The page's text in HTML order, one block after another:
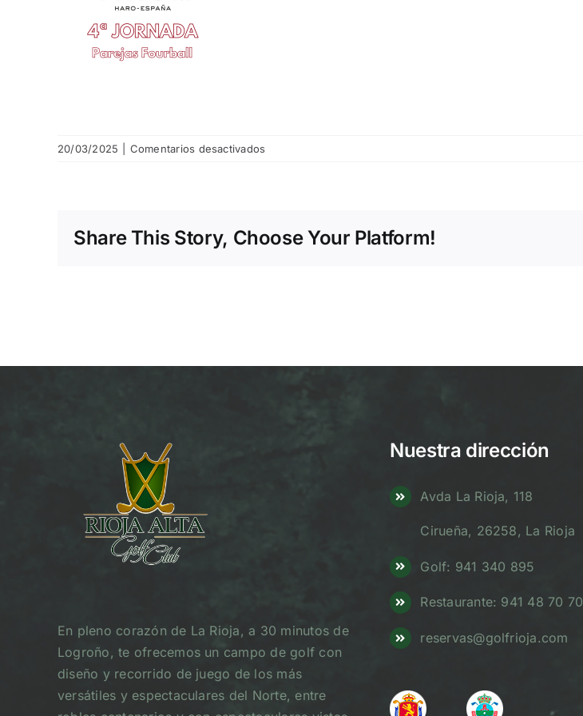
20/03/2025 Comentarios desactivados
Share This Story, Choose Your Platform!
En pleno corazón de La Rioja, a 30 minutos de
Logroño, te ofrecemos un campo de golf con
diseño y recorrido de juego de los más
versátiles y espectaculares del Norte, entre
Nuestra dirección
Avda La Rioja, 118
Cirueña, 26258, La Rioja
Golf: 941 340 895
Restaurante: 941 48 70 70
reservas@golfrioja.com